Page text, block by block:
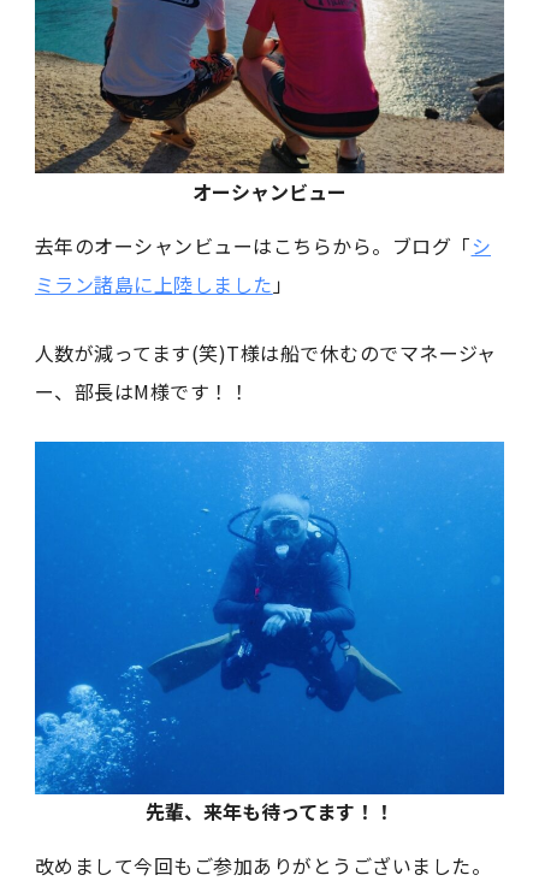
オーシャンビュー
去年のオーシャンビューはこちらから。ブログ「シ
ミラン諸島に上陸しました」
人数が減ってます(笑)T様は船で休むのでマネージャ
ー、部長はM様です！！
先輩、来年も待ってます！！
改めまして今回もご参加ありがとうございました。